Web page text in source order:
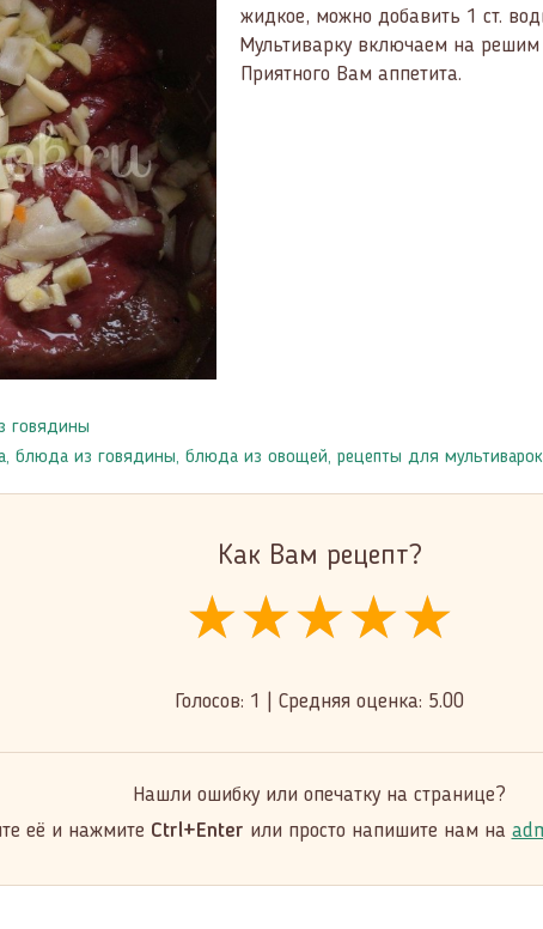
жидкое, можно добавить 1 ст.
Мультиварку включаем на
Приятного Вам аппетита.
говядины
, блюда из говядины, блюда из овощей, рецепты для мультиварок
Как Вам рецепт?
★★★★★
★★★★★
★★★★★
Голосов: 1 Средняя оценка: 5.00
Нашли ошибку или опечатку на странице?
её и нажмите Ctrl+Enter или просто напишите нам на